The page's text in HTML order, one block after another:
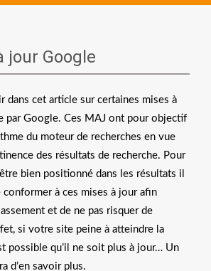
jour Google
dans cet article sur certaines mises à
par Google. Ces MAJ ont pour objectif
du moteur de recherches en vue
des résultats de recherche. Pour
bien positionné dans les résultats il
à ces mises à jour afin
et de ne pas risquer de
si votre site peine à atteindre la
possible qu’il ne soit plus à jour… Un
d’en savoir plus.